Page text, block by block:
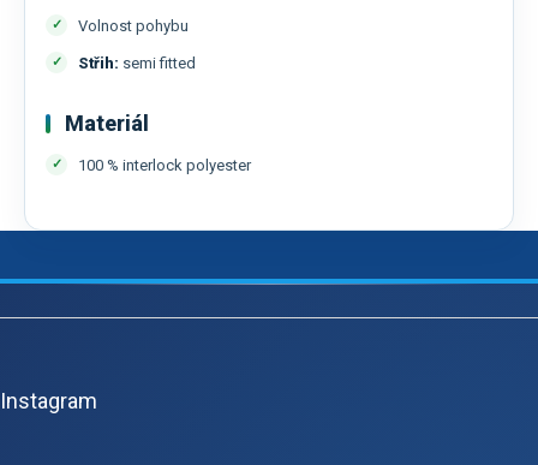
Volnost pohybu
Střih: semi fitted
Materiál
100 % interlock polyester
Z
Instagram